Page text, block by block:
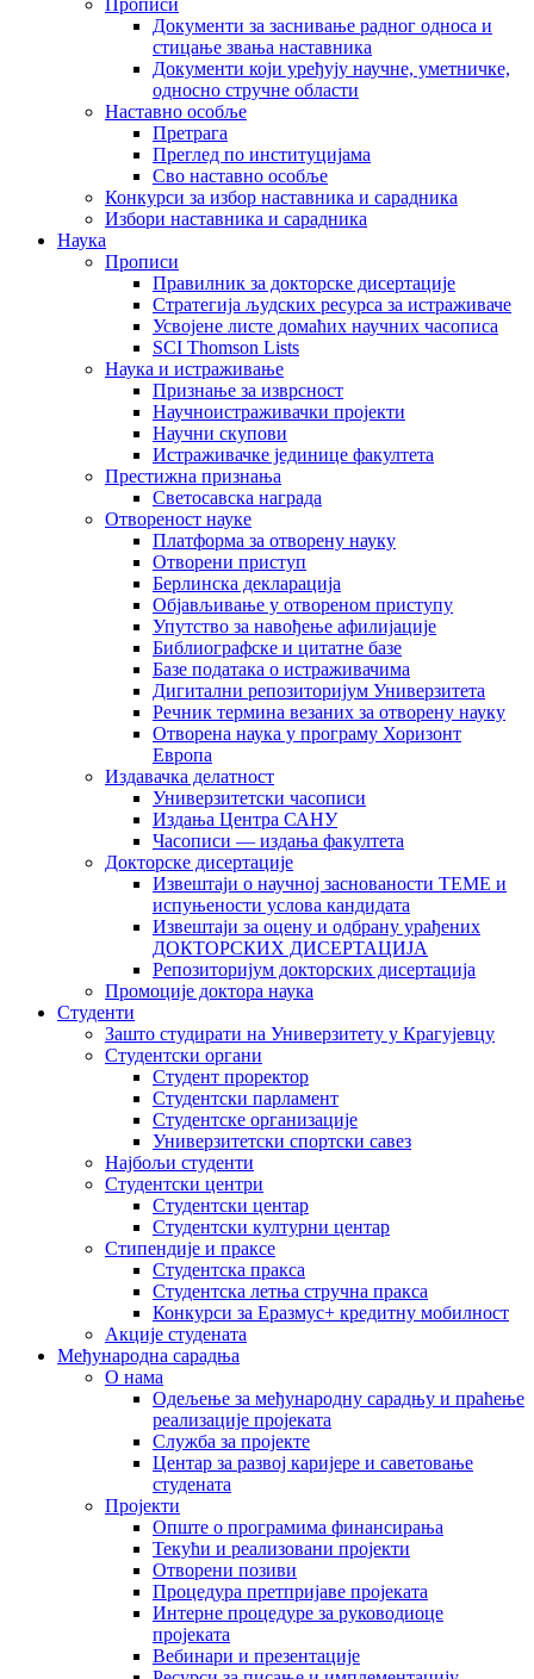
Прописи
Документи за заснивање радног односа и
стицање звања наставника
Документи који уређују научне, уметничке,
односно стручне области
Наставно особље
Претрага
Преглед по институцијама
Сво наставно особље
Конкурси за избор наставника и сарадника
Избори наставника и сарадника
Наука
Прописи
Правилник за докторске дисертације
Стратегија људских ресурса за истраживаче
Усвојене листе домаћих научних часописа
SCI Thomson Lists
Наука и истраживање
Признање за изврсност
Научноистраживачки пројекти
Научни скупови
Истраживачке јединице факултета
Престижна признања
Светосавска награда
Отвореност науке
Платформа за отворену науку
Отворени приступ
Берлинска декларација
Објављивање у отвореном приступу
Упутство за навођење афилијације
Библиографске и цитатне базе
Базе података о истраживачима
Дигитални репозиторијум Универзитета
Рeчник термина везаних за отворену науку
Отворена наука у програму Хоризонт
Европа
Издавачка делатност
Универзитетски часописи
Издања Центра САНУ
Часописи — издања факултета
Докторске дисертације
Извештаји о научној заснованости ТЕМЕ и
испуњености услова кандидата
Извештаји за оцену и одбрану урађених
ДОКТОРСКИХ ДИСЕРТАЦИЈА
Репозиторијум докторских дисертација
Промоције доктора наука
Студенти
Зашто студирати на Универзитету у Крагујевцу
Студентски органи
Студент проректор
Студентски парламент
Студентске организације
Универзитетски спортски савез
Најбољи студенти
Студентски центри
Студентски центар
Студентски културни центар
Стипендије и праксе
Студентска пракса
Студентска летња стручна пракса
Конкурси за Еразмус+ кредитну мобилност
Акције студената
Међународна сарадња
О нама
Одељење за међународну сарадњу и праћење
реализације пројеката
Служба за пројекте
Центар за развој каријере и саветовање
студената
Пројекти
Опште о програмима финансирања
Текући и реализовани пројекти
Отворени позиви
Процедура претпријаве пројеката
Интерне процедуре за руководиоце
пројеката
Вебинари и презентације